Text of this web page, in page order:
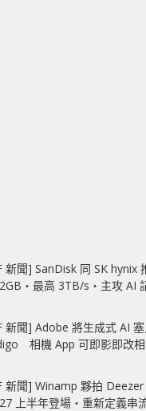
新聞] SanDisk 同 SK hynix
最高 3TB/s‧主攻 AI
新聞] Adobe 將生成式 AI
相機 App 可即影即改相
新聞] Winamp 夥拍
上半年登場‧重新定義串